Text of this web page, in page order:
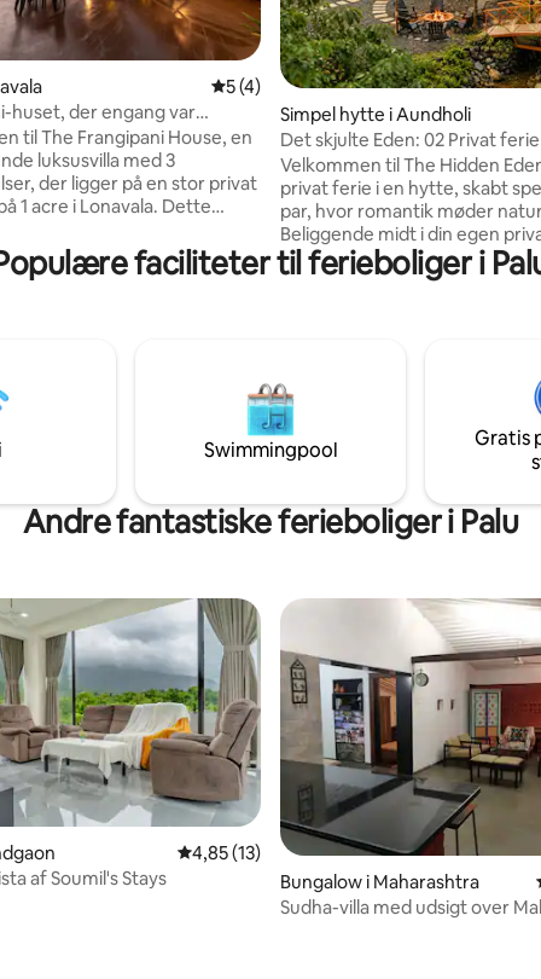
bedømmelse, 165 omtaler
5 ud af 5 i gennemsnitlig bedømmelse,
5 (4)
huset, der engang var
Bollywood-legenden
til The Frangipani House, en
luksusvilla med 3
der ligger på en stor privat
1 acre i Lonavala. Dette
og åbne rum og tilbyder
blanding af historisk
udendørs
og skab uforglemmelige
karaoke, indendørs spil,
grill. Ideel til familier, venner og
Simpel hytte i Aundholi
Det skjulte Eden: 02 Privat
bjergene ved en sø
Velkommen til The Hidden Eden
privat ferie i en hytte, skabt
par, hvor romantik møder
Beliggende midt i din egen
bjerg og sæsonbestemte
Dette feriested tilbyder 🫴
omhyggeligt designet til
rumme op til 6 gæster og
luksus, privatliv og eventyr, så
perfekte ferie.
faciliteter til ferieboliger i
Swimmingpool
Gratis
Andre fantastiske ferieboliger i Palu
bedømmelse, 24 omtaler4,85 ud af 5 i gennemsnitlig bedømmelse,
4,85 (13)
af Soumil's Stays
Bungalow i Maharashtra
Sudha-villa med udsigt over